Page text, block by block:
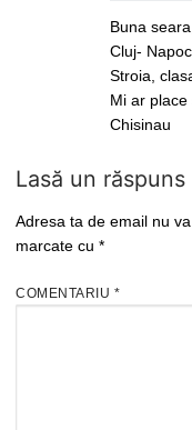
Buna
Cluj-
Stroia,
Mi ar
Chisinau
Lasă un răspuns
Adresa ta de email nu va
marcate cu *
COMENTARIU *